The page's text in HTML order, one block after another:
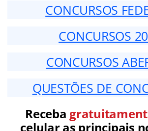
CONCURSOS
CONCURSOS
CONCURSOS
QUESTÕES DE
Receba
celular as principais